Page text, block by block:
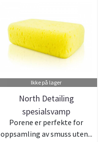
Ikke på lager
North Detailing
spesialsvamp
Porene er perfekte for
oppsamling av smuss uten...